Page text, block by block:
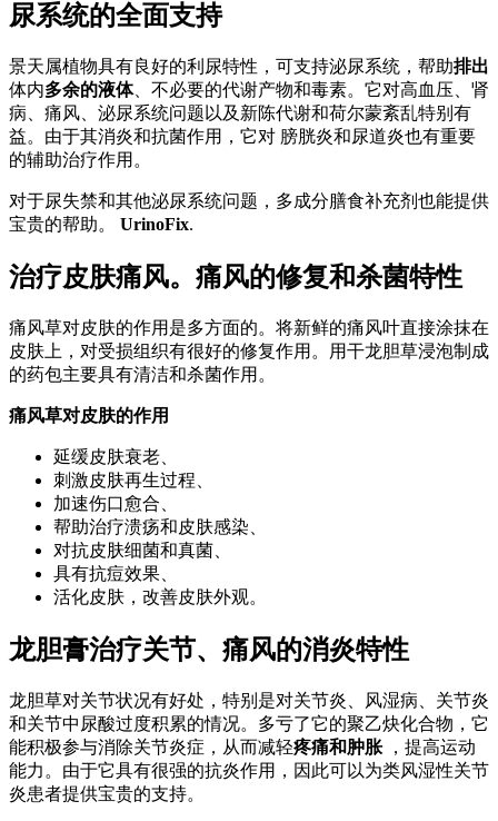
尿系统的全面支持
景天属植物具有良好的利尿特性，可支持泌尿系统，帮助排出
体内多余的液体、不必要的代谢产物和毒素。它对高血压、肾
病、痛风、泌尿系统问题以及新陈代谢和荷尔蒙紊乱特别有
益。由于其消炎和抗菌作用，它对 膀胱炎和尿道炎也有重要
的辅助治疗作用。
对于尿失禁和其他泌尿系统问题，多成分膳食补充剂也能提供
宝贵的帮助。 UrinoFix.
治疗皮肤痛风。痛风的修复和杀菌特性
痛风草对皮肤的作用是多方面的。将新鲜的痛风叶直接涂抹在
皮肤上，对受损组织有很好的修复作用。用干龙胆草浸泡制成
的药包主要具有清洁和杀菌作用。
痛风草对皮肤的作用
延缓皮肤衰老、
刺激皮肤再生过程、
加速伤口愈合、
帮助治疗溃疡和皮肤感染、
对抗皮肤细菌和真菌、
具有抗痘效果、
活化皮肤，改善皮肤外观。
龙胆膏治疗关节、痛风的消炎特性
龙胆草对关节状况有好处，特别是对关节炎、风湿病、关节炎
和关节中尿酸过度积累的情况。多亏了它的聚乙炔化合物，它
能积极参与消除关节炎症，从而减轻疼痛和肿胀 ，提高运动
能力。由于它具有很强的抗炎作用，因此可以为类风湿性关节
炎患者提供宝贵的支持。